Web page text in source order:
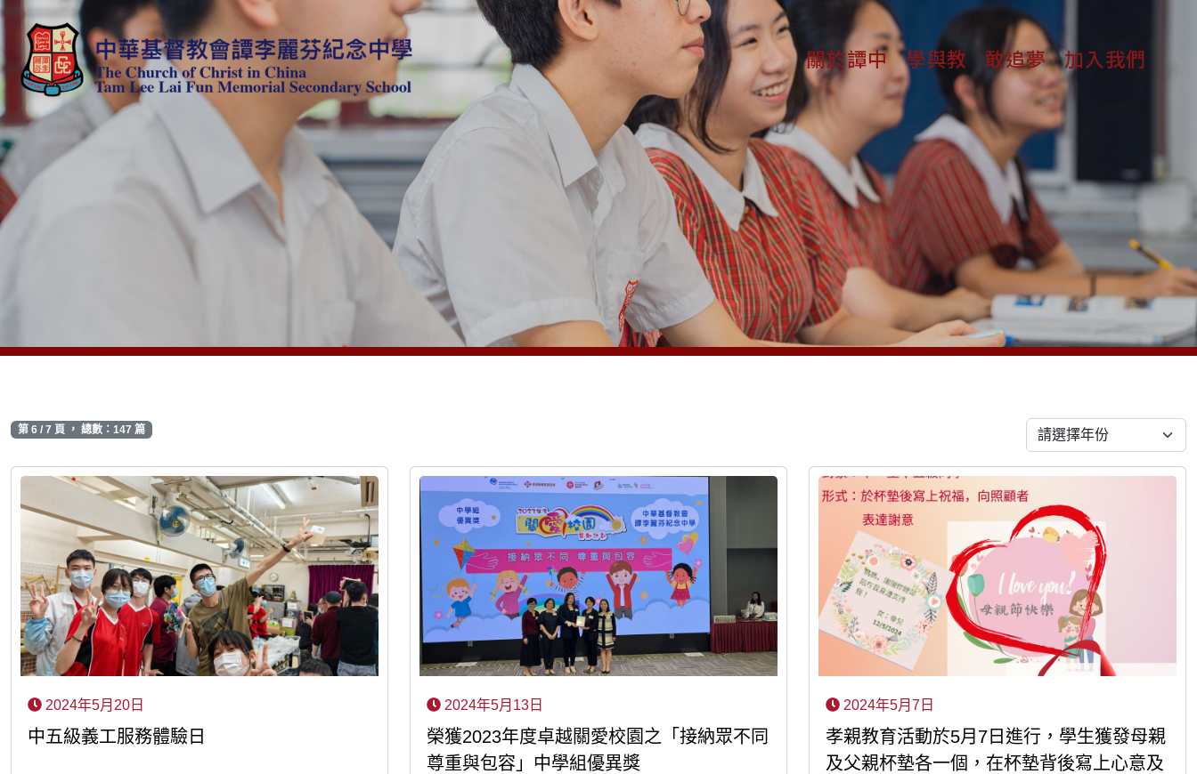
關於譚中 學與教 敢追夢 加入我們
第 6 / 7 頁 ， 總數：147 篇
2024年5月20日
中五級義工服務體驗日
2024年5月13日
榮獲2023年度卓越關愛校園之「接納眾不同
尊重與包容」中學組優異獎
2024年5月7日
孝親教育活動於5月7日進行，學生獲發母親
及父親杯墊各一個，在杯墊背後寫上心意及